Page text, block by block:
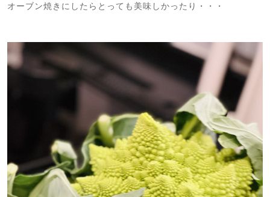
オーブン焼きにしたらとっても美味しかったり・・・